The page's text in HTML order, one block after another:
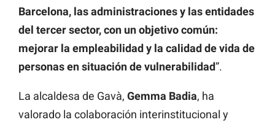
Barcelona, las administraciones y las entidades
del tercer sector, con un objetivo común:
mejorar la empleabilidad y la calidad de vida de
personas en situación de vulnerabilidad”.
La alcaldesa de Gavà, Gemma Badia, ha
valorado la colaboración interinstitucional y